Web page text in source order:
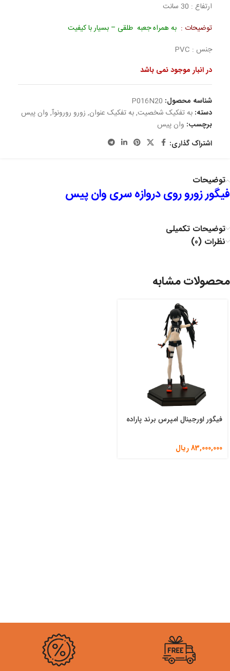
ارتفاع : 30 سانت
توضیحات : به همراه جعبه طلقی – بسیار با کیفیت
جنس : PVC
در انبار موجود نمی باشد
شناسه محصول: P016N20
دسته: به تفکیک شخصیت,به تفکیک عنوان, زورو رورونوآ, وان پیس
برچسب: وان پیس
اشتراک گذاری:
توضیحات
فیگور زورو روی دروازه سری وان پیس
توضیحات تکمیلی
نظرات (0)
محصولات مشابه
فیگور اورجینال امپرس برند پاراده
83,000,000ریال